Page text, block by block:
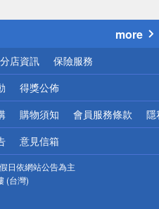
！
more
分店資訊 保險服務
得獎公佈
購物須知 會員服務條款 隱
意見信箱
日依網站公告為主
(台灣)